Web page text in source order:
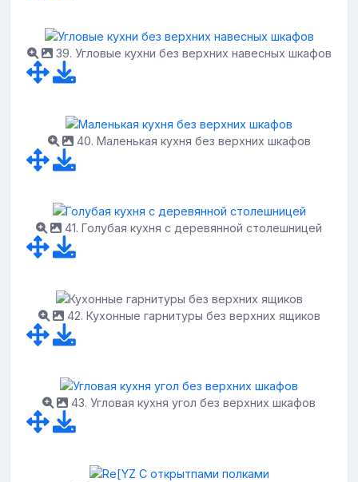
39. Угловые кухни без верхних навесных шкафов
40. Маленькая кухня без верхних шкафов
41. Голубая кухня с деревянной столешницей
42. Кухонные гарнитуры без верхних ящиков
43. Угловая кухня угол без верхних шкафов